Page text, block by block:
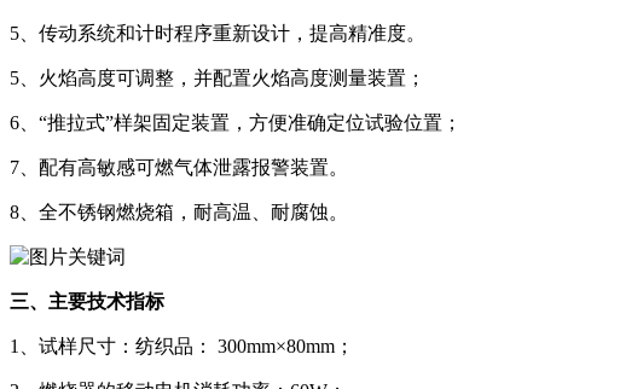
5、传动系统和计时程序重新设计，提高精准度。
5、火焰高度可调整，并配置火焰高度测量装置；
6、“推拉式”样架固定装置，方便准确定位试验位置；
7、配有高敏感可燃气体泄露报警装置。
8、全不锈钢燃烧箱，耐高温、耐腐蚀。
三、主要技术指标
1、试样尺寸：纺织品： 300mm×80mm；